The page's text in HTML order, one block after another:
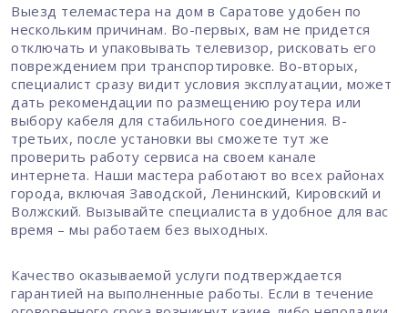
Выезд телемастера на дом в Саратове удобен по
нескольким причинам. Во-первых, вам не придется
отключать и упаковывать телевизор, рисковать его
повреждением при транспортировке. Во-вторых,
специалист сразу видит условия эксплуатации, может
дать рекомендации по размещению роутера или
выбору кабеля для стабильного соединения. В-
третьих, после установки вы сможете тут же
проверить работу сервиса на своем канале
интернета. Наши мастера работают во всех районах
города, включая Заводской, Ленинский, Кировский и
Волжский. Вызывайте специалиста в удобное для вас
время – мы работаем без выходных.
Качество оказываемой услуги подтверждается
гарантией на выполненные работы. Если в течение